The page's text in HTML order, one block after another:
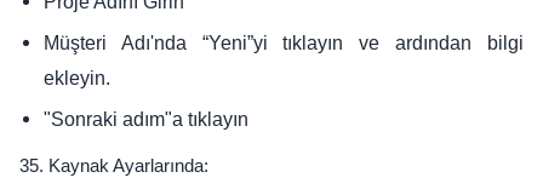
Müşteri Adı'nda “Yeni”yi tıklayın ve ardından bilgi
ekleyin.
"Sonraki adım"a tıklayın
35. Kaynak Ayarlarında: